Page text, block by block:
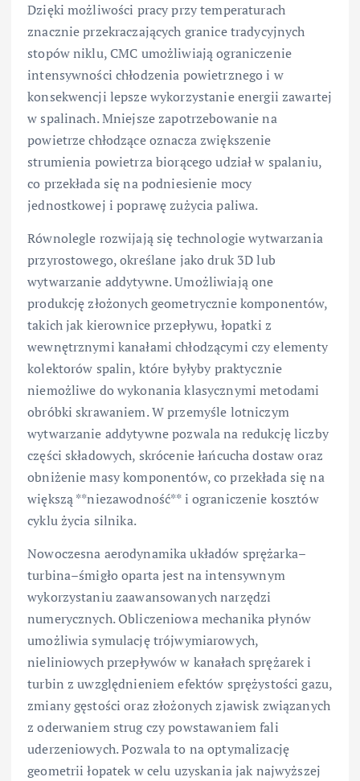
Dzięki możliwości pracy przy temperaturach
znacznie przekraczających granice tradycyjnych
stopów niklu, CMC umożliwiają ograniczenie
intensywności chłodzenia powietrznego i w
konsekwencji lepsze wykorzystanie energii zawartej
w spalinach. Mniejsze zapotrzebowanie na
powietrze chłodzące oznacza zwiększenie
strumienia powietrza biorącego udział w spalaniu,
co przekłada się na podniesienie mocy
jednostkowej i poprawę zużycia paliwa.
Równolegle rozwijają się technologie wytwarzania
przyrostowego, określane jako druk 3D lub
wytwarzanie addytywne. Umożliwiają one
produkcję złożonych geometrycznie komponentów,
takich jak kierownice przepływu, łopatki z
wewnętrznymi kanałami chłodzącymi czy elementy
kolektorów spalin, które byłyby praktycznie
niemożliwe do wykonania klasycznymi metodami
obróbki skrawaniem. W przemyśle lotniczym
wytwarzanie addytywne pozwala na redukcję liczby
części składowych, skrócenie łańcucha dostaw oraz
obniżenie masy komponentów, co przekłada się na
większą **niezawodność** i ograniczenie kosztów
cyklu życia silnika.
Nowoczesna aerodynamika układów sprężarka–
turbina–śmigło oparta jest na intensywnym
wykorzystaniu zaawansowanych narzędzi
numerycznych. Obliczeniowa mechanika płynów
umożliwia symulację trójwymiarowych,
nieliniowych przepływów w kanałach sprężarek i
turbin z uwzględnieniem efektów sprężystości gazu,
zmiany gęstości oraz złożonych zjawisk związanych
z oderwaniem strug czy powstawaniem fali
uderzeniowych. Pozwala to na optymalizację
geometrii łopatek w celu uzyskania jak najwyższej